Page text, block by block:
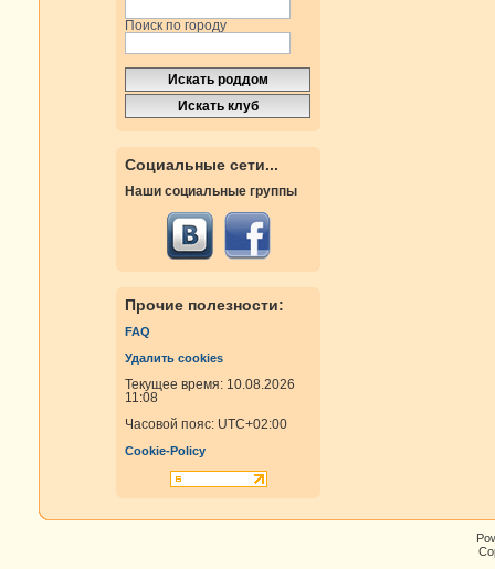
Поиск по городу
Социальные сети...
Наши социальные группы
Прочие полезности:
FAQ
Удалить cookies
Текущее время: 10.08.2026
11:08
Часовой пояс: UTC+02:00
Cookie-Policy